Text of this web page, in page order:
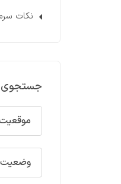
نکات
جستجوی
وضعیت